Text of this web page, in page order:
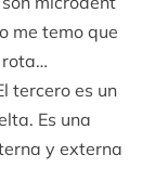
me temo que
rota…
tercero es un
Es una
y externa